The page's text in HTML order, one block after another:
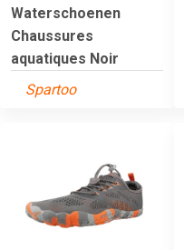
Waterschoenen
Chaussures
aquatiques Noir
Spartoo